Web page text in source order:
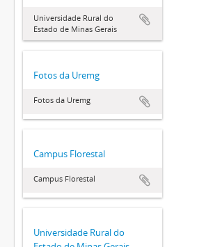
Universidade Rural do
Estado de Minas Gerais
Fotos da Uremg
Fotos da Uremg
Campus Florestal
Campus Florestal
Universidade Rural do